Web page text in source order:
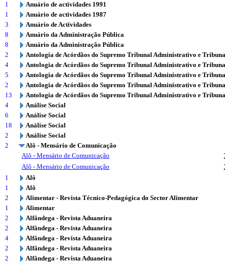
1
Anuário de actividades 1991
1
Anuário de actividades 1987
3
Anuário de Actividades
8
Anuário da Administração Pública
8
Anuário da Administração Pública
2
Antologia de Acórdãos do Supremo Tribunal Administrativo e
4
Antologia de Acórdãos do Supremo Tribunal Administrativo e
5
Antologia de Acórdãos do Supremo Tribunal Administrativo e
2
Antologia de Acórdãos do Supremo Tribunal Administrativo e
13
Antologia de Acórdãos do Supremo Tribunal Administrativo e
4
Análise Social
6
Análise Social
18
Análise Social
2
Análise Social
2
Alô - Mensário de Comunicação
Alô - Mensário de Comunicação
Alô - Mensário de Comunicação
1
Alô
1
Alô
2
Alimentar - Revista Técnico-Pedagógica do Sector Alimentar
1
Alimentar
2
Alfândega - Revista Aduaneira
2
Alfândega - Revista Aduaneira
4
Alfândega - Revista Aduaneira
2
Alfândega - Revista Aduaneira
2
Alfândega - Revista Aduaneira